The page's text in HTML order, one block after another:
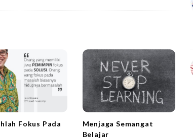
Fokus Pada
Menjaga Semangat
Belajar